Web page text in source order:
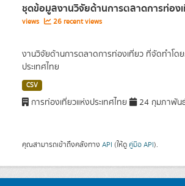
ชุดข้อมูลงานวิจัยด้านการตลาดการท่อง
views
26 recent views
งานวิจัยด้านการตลาดการท่องเที่ยว ที่จัดทำโด
ประเทศไทย
CSV
การท่องเที่ยวแห่งประเทศไทย 24 กุมภาพัน
คุณสามารถเข้าถึงคลังทาง API (ให้ดู คู่มือ API).